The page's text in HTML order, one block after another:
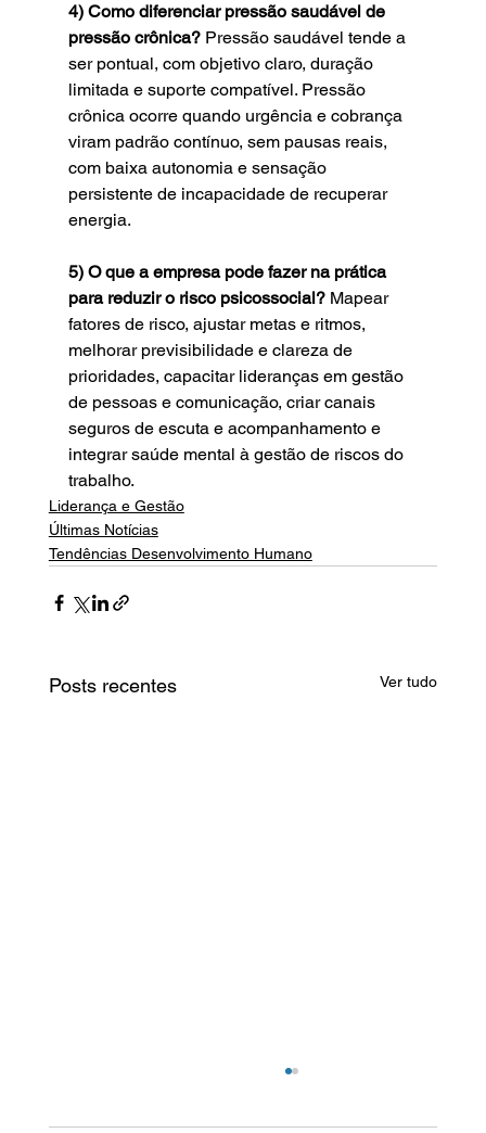
4) Como diferenciar pressão saudável de
pressão crônica? Pressão saudável tende a
ser pontual, com objetivo claro, duração
limitada e suporte compatível. Pressão
crônica ocorre quando urgência e cobrança
viram padrão contínuo, sem pausas reais,
com baixa autonomia e sensação
persistente de incapacidade de recuperar
energia.
5) O que a empresa pode fazer na prática
para reduzir o risco psicossocial? Mapear
fatores de risco, ajustar metas e ritmos,
melhorar previsibilidade e clareza de
prioridades, capacitar lideranças em gestão
de pessoas e comunicação, criar canais
seguros de escuta e acompanhamento e
integrar saúde mental à gestão de riscos do
trabalho.
Liderança e Gestão
Últimas Notícias
Tendências Desenvolvimento Humano
Posts recentes Ver tudo